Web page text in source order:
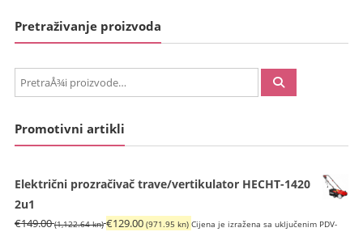
Pretraživanje proizvoda
PretraÅ¾i:
Promotivni artikli
Električni prozračivač trave/vertikulator HECHT-1420
2u1
€149.00 (1,122.64 kn)Izvorna
€129.00 (971.95 kn) Trenutna
Cijena je izražena sa uključenim PDV-